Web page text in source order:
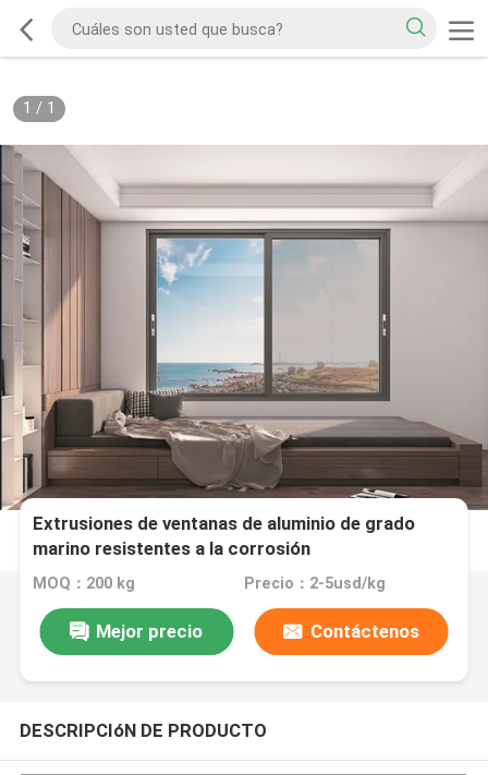
1 / 1
Extrusiones de ventanas de aluminio de grado
marino resistentes a la corrosión
MOQ：200 kg Precio：2-5usd/kg
Mejor precio Contáctenos
DESCRIPCIóN DE PRODUCTO